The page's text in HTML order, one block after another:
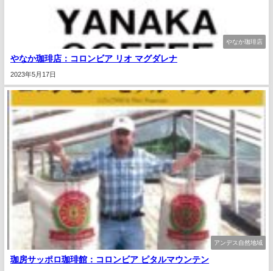
やなか珈琲店
やなか珈琲店：コロンビア リオ マグダレナ
2023年5月17日
アンデス自然地域
珈房サッポロ珈琲館：コロンビア ピタルマウンテン